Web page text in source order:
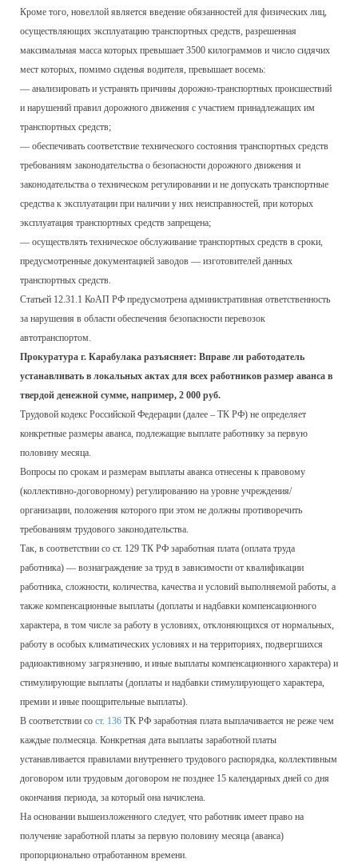
Кроме того, новеллой является введение обязанностей для физических лиц,
осуществляющих эксплуатацию транспортных средств, разрешенная
максимальная масса которых превышает 3500 килограммов и число сидячих
мест которых, помимо сиденья водителя, превышает восемь:
— анализировать и устранять причины дорожно-транспортных происшествий
и нарушений правил дорожного движения с участием принадлежащих им
транспортных средств;
— обеспечивать соответствие технического состояния транспортных средств
требованиям законодательства о безопасности дорожного движения и
законодательства о техническом регулировании и не допускать транспортные
средства к эксплуатации при наличии у них неисправностей, при которых
эксплуатация транспортных средств запрещена;
— осуществлять техническое обслуживание транспортных средств в сроки,
предусмотренные документацией заводов — изготовителей данных
транспортных средств.
Статьей 12.31.1 КоАП РФ предусмотрена административная ответственность
за нарушения в области обеспечения безопасности перевозок
автотранспортом.
Прокуратура г. Карабулака разъясняет: Вправе ли работодатель
устанавливать в локальных актах для всех работников размер аванса в
твердой денежной сумме, например, 2 000 руб.
Трудовой кодекс Российской Федерации (далее – ТК РФ) не определяет
конкретные размеры аванса, подлежащие выплате работнику за первую
половину месяца.
Вопросы по срокам и размерам выплаты аванса отнесены к правовому
(коллективно-договорному) регулированию на уровне учреждения/
организации, положения которого при этом не должны противоречить
требованиям трудового законодательства.
Так, в соответствии со ст. 129 ТК РФ заработная плата (оплата труда
работника) — вознаграждение за труд в зависимости от квалификации
работника, сложности, количества, качества и условий выполняемой работы, а
также компенсационные выплаты (доплаты и надбавки компенсационного
характера, в том числе за работу в условиях, отклоняющихся от нормальных,
работу в особых климатических условиях и на территориях, подвергшихся
радиоактивному загрязнению, и иные выплаты компенсационного характера) и
стимулирующие выплаты (доплаты и надбавки стимулирующего характера,
премии и иные поощрительные выплаты).
В соответствии со ст. 136 ТК РФ заработная плата выплачивается не реже чем
каждые полмесяца. Конкретная дата выплаты заработной платы
устанавливается правилами внутреннего трудового распорядка, коллективным
договором или трудовым договором не позднее 15 календарных дней со дня
окончания периода, за который она начислена.
На основании вышеизложенного следует, что работник имеет право на
получение заработной платы за первую половину месяца (аванса)
пропорционально отработанном времени.